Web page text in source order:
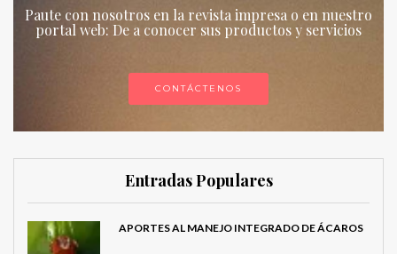
Paute con nosotros en la revista impresa o en nuestro
portal web: De a conocer sus productos y servicios
CONTÁCTENOS
Entradas Populares
APORTES AL MANEJO INTEGRADO DE ÁCAROS